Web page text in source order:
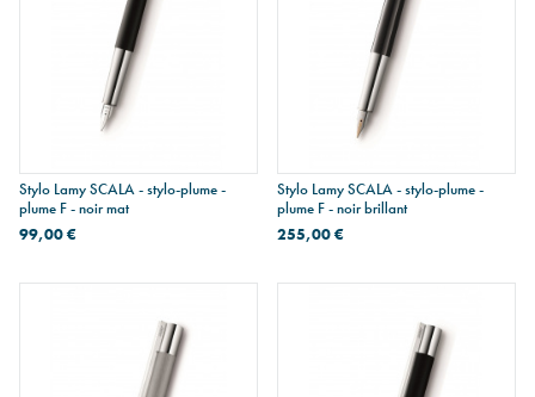
Stylo Lamy SCALA - stylo-plume -
plume F - noir mat
99,00 €
Stylo Lamy SCALA - stylo-plume -
plume F - noir brillant
255,00 €